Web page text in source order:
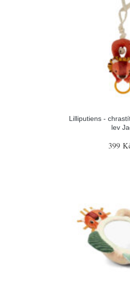
Lilliputiens -
lev
399